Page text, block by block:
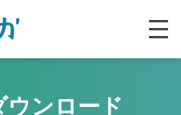
ウンロード